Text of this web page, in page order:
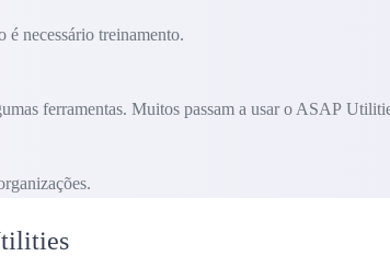
é necessário treinamento.
ferramentas. Muitos passam a usar o ASAP